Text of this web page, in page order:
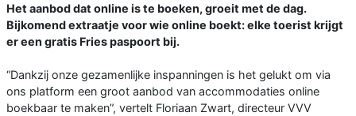
Het aanbod dat online is te boeken, groeit met de dag.
Bijkomend extraatje voor wie online boekt: elke toerist krijgt
er een gratis Fries paspoort bij.
“Dankzij onze gezamenlijke inspanningen is het gelukt om via
ons platform een groot aanbod van accommodaties online
boekbaar te maken”, vertelt Floriaan Zwart, directeur VVV